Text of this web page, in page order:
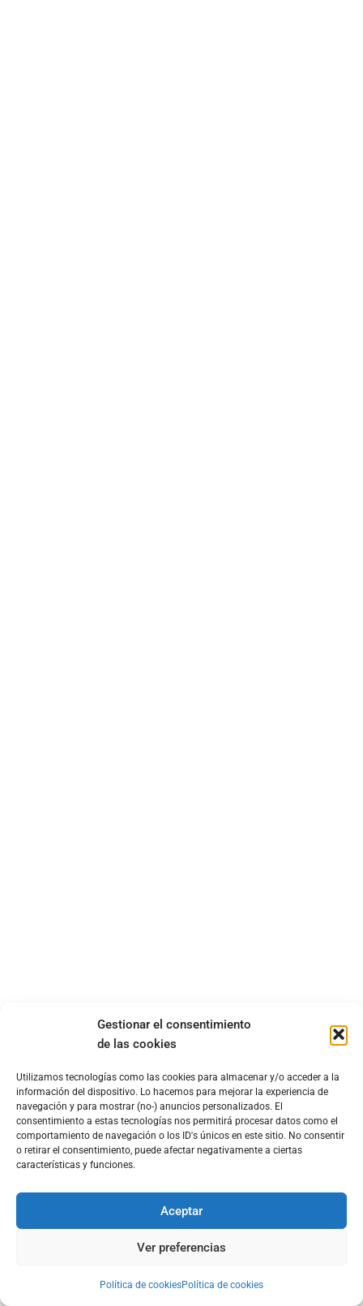
Gestionar el consentimiento
de las cookies
Utilizamos tecnologías como las cookies para almacenar y/o acceder a la
información del dispositivo. Lo hacemos para mejorar la experiencia de
navegación y para mostrar (no-) anuncios personalizados. El
consentimiento a estas tecnologías nos permitirá procesar datos como el
comportamiento de navegación o los ID's únicos en este sitio. No consentir
o retirar el consentimiento, puede afectar negativamente a ciertas
características y funciones.
Aceptar
Ver preferencias
Política de cookiesPolítica de cookies